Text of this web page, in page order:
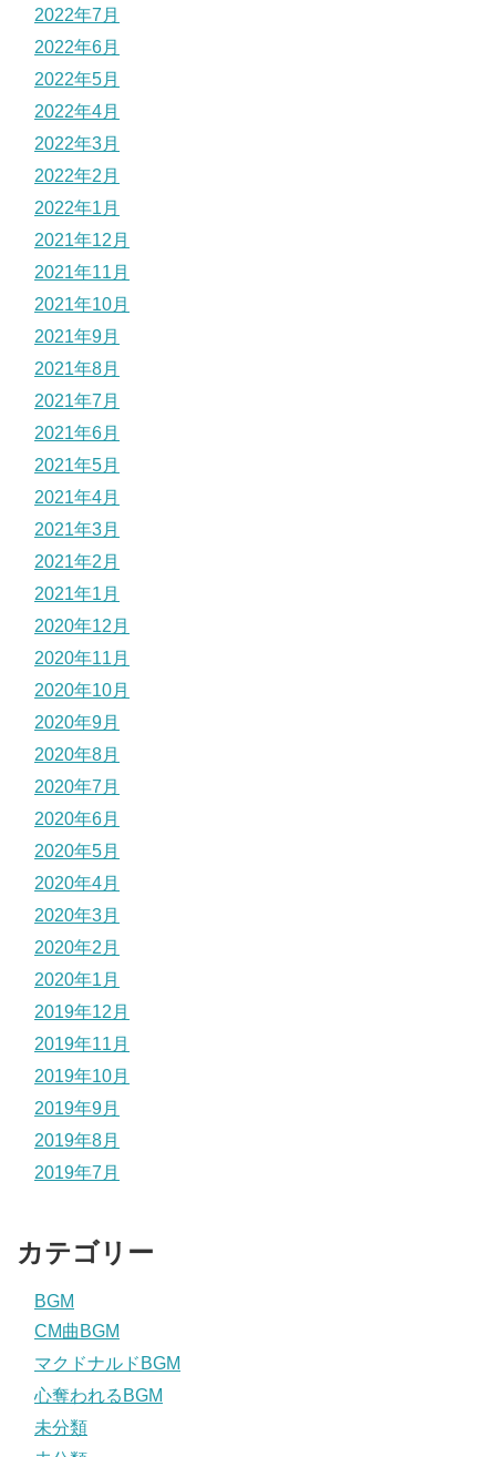
2022年7月
2022年6月
2022年5月
2022年4月
2022年3月
2022年2月
2022年1月
2021年12月
2021年11月
2021年10月
2021年9月
2021年8月
2021年7月
2021年6月
2021年5月
2021年4月
2021年3月
2021年2月
2021年1月
2020年12月
2020年11月
2020年10月
2020年9月
2020年8月
2020年7月
2020年6月
2020年5月
2020年4月
2020年3月
2020年2月
2020年1月
2019年12月
2019年11月
2019年10月
2019年9月
2019年8月
2019年7月
カテゴリー
BGM
CM曲BGM
マクドナルドBGM
心奪われるBGM
未分類